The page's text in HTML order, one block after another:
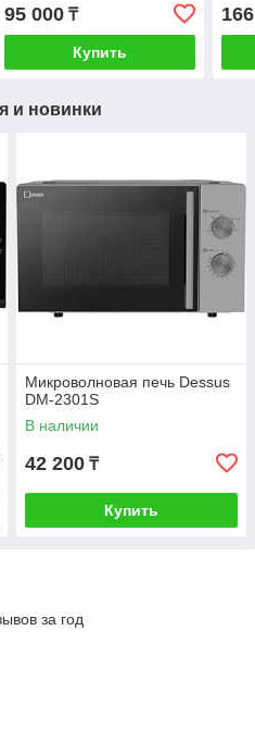
95 000₸
Купить
и новинки
Микроволновая печь Dessus
DM-2301S
В наличии
42 200 ₸
Купить
за год